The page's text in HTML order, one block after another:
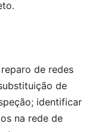
de redes
de
identificar
na rede de